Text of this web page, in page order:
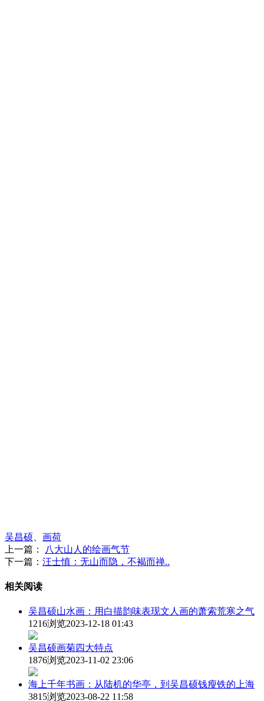
吴昌硕
画荷
上一篇：
八大山人的绘画气节
下一篇： 汪士慎：无山而隐，不褐而禅..
相关阅读
吴昌硕山水画：用白描韵味表现文人画的萧索荒寒之气
1216浏览2023-12-18 01:43
吴昌硕画菊四大特点
1876浏览2023-11-02 23:06
海上千年书画：从陆机的华亭，到吴昌硕钱瘦铁的上海
3815浏览2023-08-22 11:58